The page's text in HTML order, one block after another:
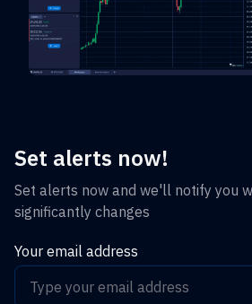
Set alerts now!
Set alerts now and we'll notify you
significantly changes
Your email address